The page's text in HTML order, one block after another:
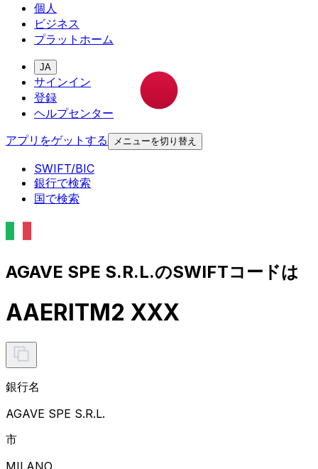
個人
ビジネス
プラットホーム
JA
サインイン
登録
ヘルプセンター
アプリをゲットする
メニューを切り替え
SWIFT/BIC
銀行で検索
国で検索
AGAVE SPE S.R.L.のSWIFTコードは
AAERITM2 XXX
銀行名
AGAVE SPE S.R.L.
市
MILANO